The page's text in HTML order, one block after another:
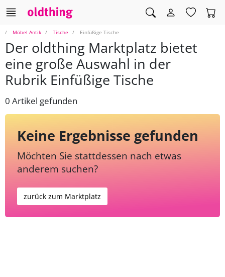
Möbel Antik Tische Einfüßige Tische
Der oldthing Marktplatz bietet
eine große Auswahl in der
Rubrik Einfüßige Tische
0 Artikel gefunden
Keine Ergebnisse gefunden
Möchten Sie stattdessen nach etwas
anderem suchen?
zurück zum Marktplatz